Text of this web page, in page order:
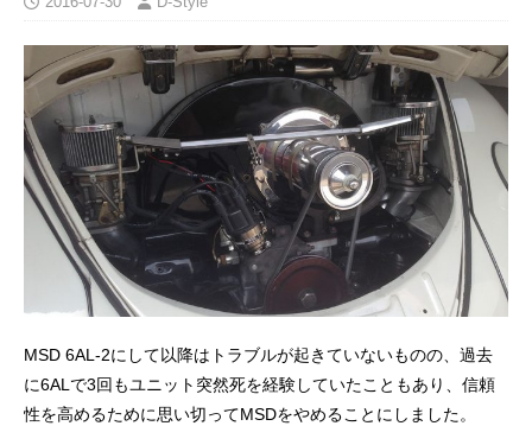
MSD 6AL-2にして以降はトラブルが起きていないものの、過去
に6ALで3回もユニット突然死を経験していたこともあり、信頼
性を高めるために思い切ってMSDをやめることにしました。